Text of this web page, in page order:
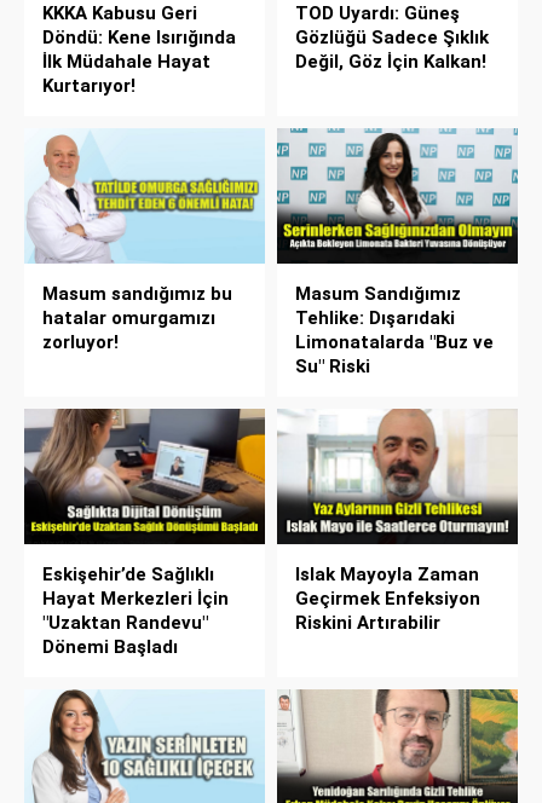
KKKA Kabusu Geri
Döndü: Kene Isırığında
İlk Müdahale Hayat
Kurtarıyor!
TOD Uyardı: Güneş
Gözlüğü Sadece Şıklık
Değil, Göz İçin Kalkan!
Masum sandığımız bu
hatalar omurgamızı
zorluyor!
Masum Sandığımız
Tehlike: Dışarıdaki
Limonatalarda "Buz ve
Su" Riski
Eskişehir’de Sağlıklı
Hayat Merkezleri İçin
"Uzaktan Randevu"
Dönemi Başladı
Islak Mayoyla Zaman
Geçirmek Enfeksiyon
Riskini Artırabilir